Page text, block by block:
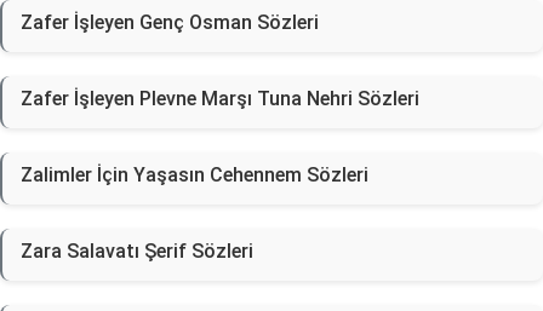
Zafer İşleyen Genç Osman Sözleri
Zafer İşleyen Plevne Marşı Tuna Nehri Sözleri
Zalimler İçin Yaşasın Cehennem Sözleri
Zara Salavatı Şerif Sözleri